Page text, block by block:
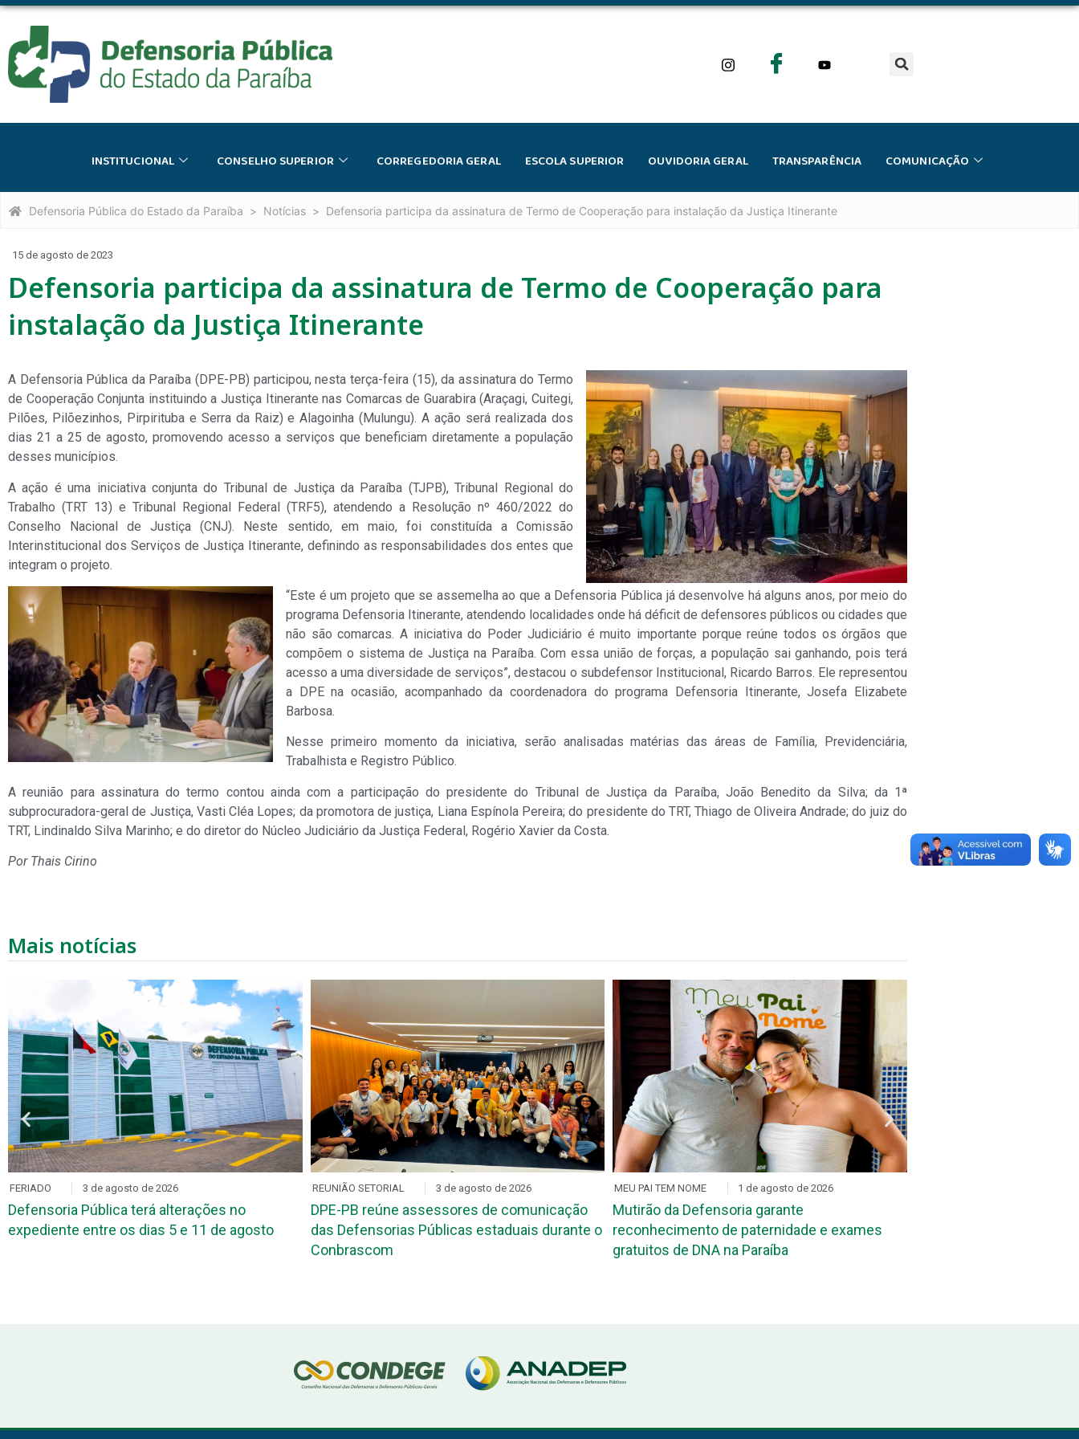
INSTITUCIONAL CONSELHO SUPERIOR CORREGEDORIA GERAL ESCOLA SUPERIOR OUVIDORIA GERAL TRANSPARÊNCIA COMUNICAÇÃO
Defensoria Pública do Estado da Paraíba Notícias Defensoria participa da assinatura de Termo de Cooperação para instalação da Justiça Itinerante
15 de agosto de 2023
Defensoria participa da assinatura de Termo de Cooperação para
instalação da Justiça Itinerante
A Defensoria Pública da Paraíba (DPE-PB) participou, nesta terça-feira (15), da assinatura do Termo
de Cooperação Conjunta instituindo a Justiça Itinerante nas Comarcas de Guarabira (Araçagi, Cuitegi,
Pilões, Pilõezinhos, Pirpirituba e Serra da Raiz) e Alagoinha (Mulungu). A ação será realizada dos
dias 21 a 25 de agosto, promovendo acesso a serviços que beneficiam diretamente a população
desses municípios.
A ação é uma iniciativa conjunta do Tribunal de Justiça da Paraíba (TJPB), Tribunal Regional do
Trabalho (TRT 13) e Tribunal Regional Federal (TRF5), atendendo a Resolução nº 460/2022 do
Conselho Nacional de Justiça (CNJ). Neste sentido, em maio, foi constituída a Comissão
Interinstitucional dos Serviços de Justiça Itinerante, definindo as responsabilidades dos entes que
integram o projeto.
“Este é um projeto que se assemelha ao que a Defensoria Pública já desenvolve há alguns anos, por meio do
programa Defensoria Itinerante, atendendo localidades onde há déficit de defensores públicos ou cidades que
não são comarcas. A iniciativa do Poder Judiciário é muito importante porque reúne todos os órgãos que
compõem o sistema de Justiça na Paraíba. Com essa união de forças, a população sai ganhando, pois terá
acesso a uma diversidade de serviços”, destacou o subdefensor Institucional, Ricardo Barros. Ele representou
a DPE na ocasião, acompanhado da coordenadora do programa Defensoria Itinerante, Josefa Elizabete
Barbosa.
Nesse primeiro momento da iniciativa, serão analisadas matérias das áreas de Família, Previdenciária,
Trabalhista e Registro Público.
A reunião para assinatura do termo contou ainda com a participação do presidente do Tribunal de Justiça da Paraíba, João Benedito da Silva; da 1ª
subprocuradora-geral de Justiça, Vasti Cléa Lopes; da promotora de justiça, Liana Espínola Pereira; do presidente do TRT, Thiago de Oliveira Andrade; do juiz do
TRT, Lindinaldo Silva Marinho; e do diretor do Núcleo Judiciário da Justiça Federal, Rogério Xavier da Costa.
Por Thais Cirino
Mais notícias
FERIADO 3 de agosto de 2026
Defensoria Pública terá alterações no
expediente entre os dias 5 e 11 de agosto
REUNIÃO SETORIAL 3 de agosto de 2026
DPE-PB reúne assessores de comunicação
das Defensorias Públicas estaduais durante o
Conbrascom
MEU PAI TEM NOME 1 de agosto de 2026
Mutirão da Defensoria garante
reconhecimento de paternidade e exames
gratuitos de DNA na Paraíba